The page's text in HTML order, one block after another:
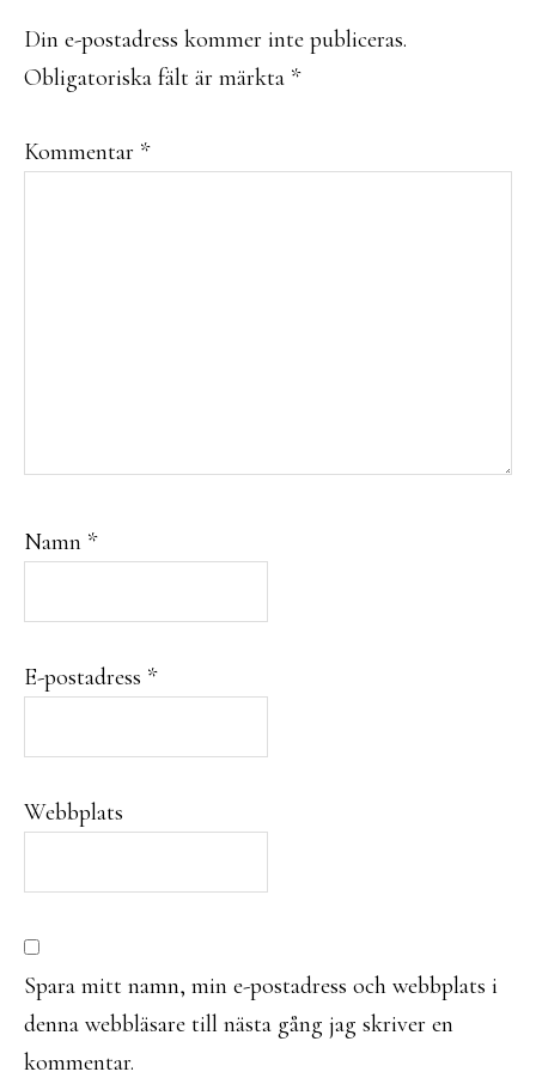
INTERACTIONS
Din e-postadress kommer inte publiceras.
Obligatoriska fält är märkta *
Kommentar *
Namn *
E-postadress *
Webbplats
Spara mitt namn, min e-postadress och webbplats i
denna webbläsare till nästa gång jag skriver en
kommentar.